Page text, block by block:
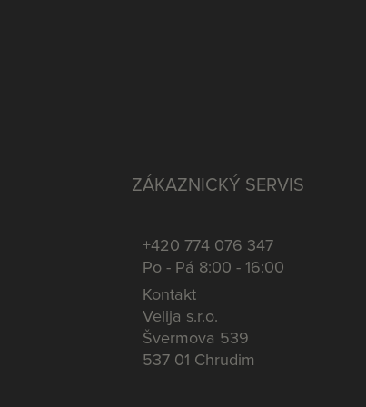
ZÁKAZNICKÝ SERVIS
+420 774 076 347
Po - Pá 8:00 - 16:00
Kontakt
Velija s.r.o.
Švermova 539
537 01 Chrudim